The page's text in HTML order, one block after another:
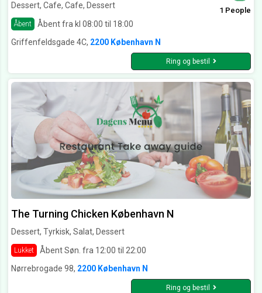
Dessert, Cafe, Cafe, Dessert
Åbent Åbent fra kl 08:00 til 18:00
1 People
Griffenfeldsgade 4C, 2200 København N
Ring og bestil
The Turning Chicken København N
Dessert, Tyrkisk, Salat, Dessert
Lukket
Åbent Søn. fra 12:00 til 22:00
Nørrebrogade 98, 2200 København N
Ring og bestil